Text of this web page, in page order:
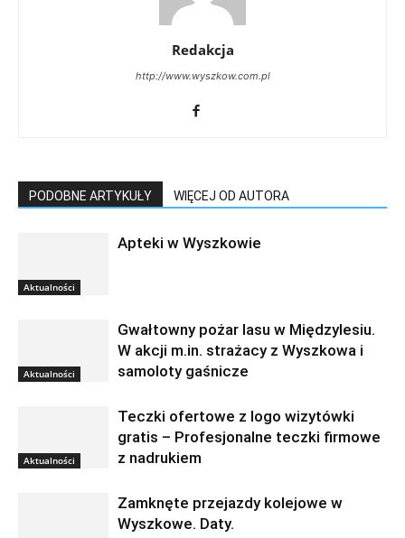
Redakcja
http://www.wyszkow.com.pl
PODOBNE ARTYKUŁY WIĘCEJ OD AUTORA
Aktualności
Apteki w Wyszkowie
Aktualności
Gwałtowny pożar lasu w Międzylesiu.
W akcji m.in. strażacy z Wyszkowa i
samoloty gaśnicze
Aktualności
Teczki ofertowe z logo wizytówki
gratis – Profesjonalne teczki firmowe
z nadrukiem
Zamknęte przejazdy kolejowe w
Wyszkowe. Daty.